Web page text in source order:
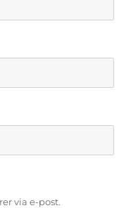
via e-post.